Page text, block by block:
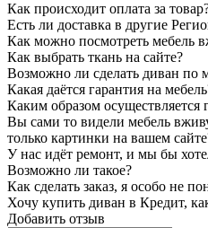
Как происходит оплата за
Есть ли доставка в другие
Как можно посмотреть мебель
Как выбрать ткань на сайте?
Возможно ли сделать диван по
Какая даётся гарантия на
Каким образом осуществляется
Вы сами то видели мебель
только картинки на вашем
У нас идёт ремонт, и мы бы
Возможно ли такое?
Как сделать заказ, я особо не
Хочу купить диван в Кредит,
Добавить отзыв